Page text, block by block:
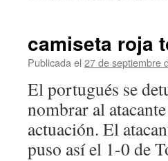
camiseta roja
Publicada el 27 de septiembre
El portugués se
nombrar al
actuación. El
puso así el 1-0 de